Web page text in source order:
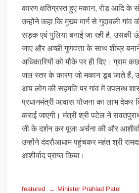
कारण क्षतिग्रस्त हुए मकान, रोड आदि के
उन्होंने कहा कि मुख्य मार्ग से गुदावली गांव
सड़क एवं पुलिया बनाई जा रही है, उसकी
जाए और अच्छी गुणवत्ता के साथ शीघ्र
अधिकारियों को मौके पर ही दिए। ग्राम
जल स्तर के कारण जो मकान डूब जाते हैं,
आप लोग की सहमति पर गांव में उपलब्ध
प्रधानमंत्री आवास योजना का लाभ देकर
कराई जाएगी। मंत्री श्री पटेल ने
जी के दर्शन कर पूजा अर्चना की और
उन्होंने दंदरौआधाम पहुंचकर महंत श्री
आशीर्वाद प्राप्त किया।
featured Minister Prahlad Patel